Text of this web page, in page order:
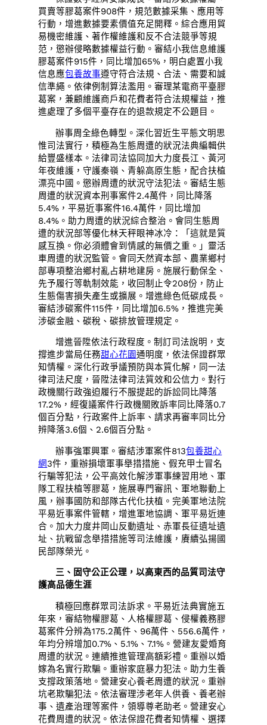
買賣等膠葛案件908件，規范數據采集、應用等
行動，增進數據要素價值充足開釋。綜合應用貿
易機密維護、著作權維護和反不合法競爭等規
范，懲辦侵略數據權益行動。審結小我信息維護
膠葛案件915件，同比增加65%，明白處置小我
信息應包養故事遵守符合法規、合法、需要和誠
信準繩。依律例制算法濫用。審理某電商平臺膠
葛案，兼顧維護商戶和花費者符合法規權益，推
進處理了多個平臺存在的退款規定不公題目。
辦事周全綠色轉型。深化習近生平態文明思
惟司法實行，積極為生態周遭的狀況法典編輯供
給豐盛樣本。法律司法協同加大力度長江、黃河
年夜維護，守護秦嶺、青躲高原生態，配合扶植
漂亮中國。懲辦周遭的狀況守法犯法。審結生態
周遭的狀況資本刑事案件2.4萬件，同比降落
5.4%，平易近事案件16.4萬件，同比增加
8.4%。助力周遭的狀況綜合整治。會同生態周
遭的狀況部等優化林天秤眼神冰冷：「這就是質
感互換。你必須體會到情感的無價之重。」靈活
車周遭的狀況監管。會同天然資本部、農業鄉村
部專項整治鄉村亂占耕地建房。施展行動保全、
先予履行等軌制效能，收回制止令208份，防止
生態傷害損失產生或擴展。增進綠色低碳成長。
審結涉碳案件115件，同比增加6.5%，推進完美
涉碳金融、碳稅、碳排放管理規定。
增進晉陞依法行政程度。制訂司法說明，支
撐進步當局任務甜心花園通明度，依法保證群眾
知情權。深化行政爭議預防與本質化解，同一法
律司法尺度，晉陞法律司法質效和公信力。對行
政機關行政強迫履行不服提起的訴訟同比降落
17.2%，經復議案件行政機關敗訴率同比降落0.7
個百分點，行政案件上訴率、請求再審率同比分
辨降落3.6個、2.6個百分點。
辦事強軍興軍。審結涉軍案件813包養甜心
網3件，重辦損壞軍事舉措措施、假充甲士冒名
行騙等犯法，公平高效化解涉軍事練習用地、軍
隊工程扶植等膠葛，施展專門審訊、軍地聯動上
風，辦事國防和部隊古代化扶植。完美軍地法院
平易近事案件管轄，增進軍地協調、軍平易近連
合。加大力度井岡山反動遺址、赤軍長征遺址遺
址、抗戰留念舉措措施等司法維護，賡續弘揚國
民部隊榮光。
三、固守公正公理，以高東西的品質司法守
護高品德生涯
積極回應群眾司法訴求。平易近法典實施五
年來，審結物權膠葛、人格權膠葛、侵權義務膠
葛案件分辨為175.2萬件、96萬件、556.6萬件，
年均分辨增加0.7%、5.1%、7.1%。營建友愛婚育
周遭的狀況。連續推進管理高額彩禮。重辦以婚
嫁為名實行欺騙。重辦家庭暴力犯法。助力生養
支撐政策落地。營建安心養老周遭的狀況。重辦
坑老欺騙犯法。依法審理涉老年人供養、養老辦
事、遺產治理等案件，領導尊老助老。營建安心
花費周遭的狀況。依法保證花費者知情權、選擇